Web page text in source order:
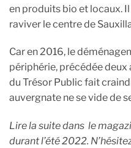
en produits bio et locaux.
raviver le centre de
Car en 2016, le
périphérie, précédée
du Trésor Public fait
auvergnate ne se vide de
Lire la suite dans le
durant l’été 2022.